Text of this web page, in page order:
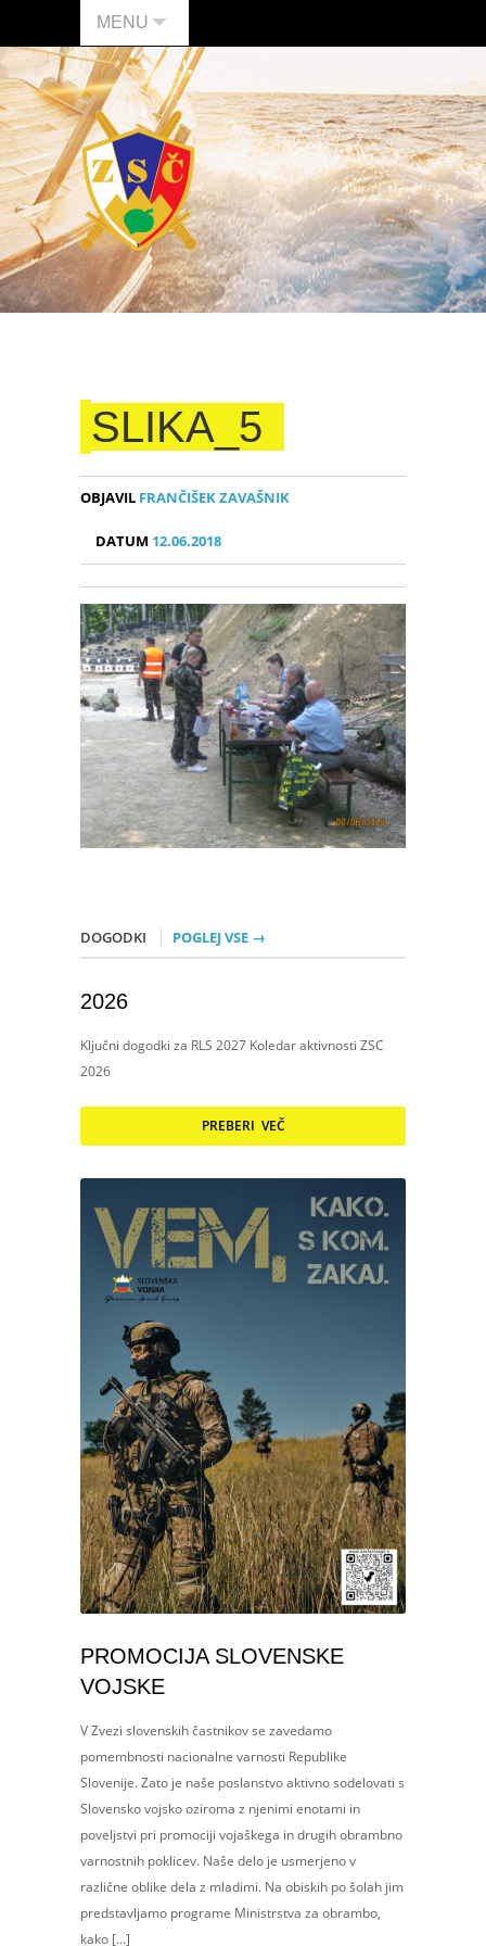
MENU
SLIKA_5
OBJAVIL FRANČIŠEK ZAVAŠNIK
DATUM 12.06.2018
DOGODKI POGLEJ VSE →
2026
Ključni dogodki za RLS 2027 Koledar aktivnosti ZSC
2026
PREBERI VEČ
PROMOCIJA SLOVENSKE
VOJSKE
V Zvezi slovenskih častnikov se zavedamo
pomembnosti nacionalne varnosti Republike
Slovenije. Zato je naše poslanstvo aktivno sodelovati s
Slovensko vojsko oziroma z njenimi enotami in
poveljstvi pri promociji vojaškega in drugih obrambno
varnostnih poklicev. Naše delo je usmerjeno v
različne oblike dela z mladimi. Na obiskih po šolah jim
predstavljamo programe Ministrstva za obrambo,
kako […]